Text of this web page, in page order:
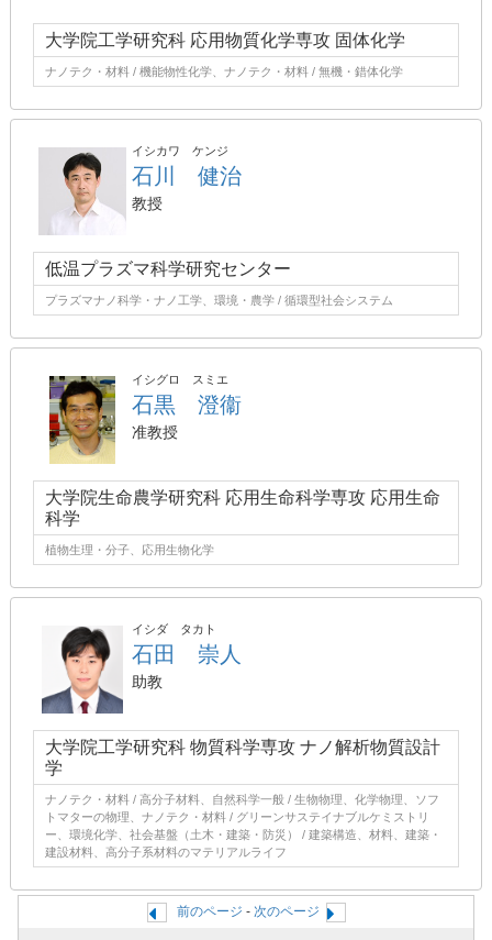
大学院工学研究科 応用物質化学専攻 固体化学
ナノテク・材料 / 機能物性化学、ナノテク・材料 / 無機・錯体化学
イシカワ ケンジ
石川 健治
教授
低温プラズマ科学研究センター
プラズマナノ科学・ナノ工学、環境・農学 / 循環型社会システム
イシグロ スミエ
石黒 澄衞
准教授
大学院生命農学研究科 応用生命科学専攻 応用生命
科学
植物生理・分子、応用生物化学
イシダ タカト
石田 崇人
助教
大学院工学研究科 物質科学専攻 ナノ解析物質設計
学
ナノテク・材料 / 高分子材料、自然科学一般 / 生物物理、化学物理、ソフ
トマターの物理、ナノテク・材料 / グリーンサステイナブルケミストリ
ー、環境化学、社会基盤（土木・建築・防災） / 建築構造、材料、建築・
建設材料、高分子系材料のマテリアルライフ
前のページ - 次のページ